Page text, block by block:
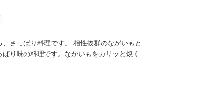
さっぱり料理です。 相性抜群のながいもと
り味の料理です。ながいもをカリッと焼く